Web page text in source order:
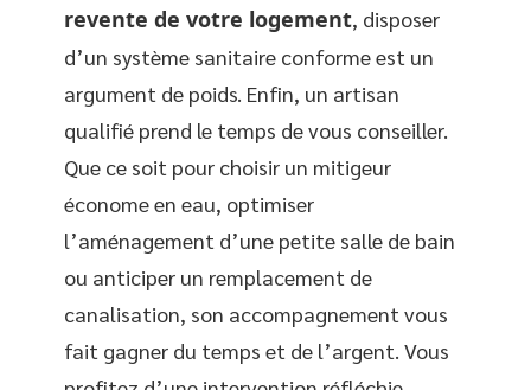
revente de votre logement, disposer
d’un système sanitaire conforme est un
argument de poids. Enfin, un artisan
qualifié prend le temps de vous conseiller.
Que ce soit pour choisir un mitigeur
économe en eau, optimiser
l’aménagement d’une petite salle de bain
ou anticiper un remplacement de
canalisation, son accompagnement vous
fait gagner du temps et de l’argent. Vous